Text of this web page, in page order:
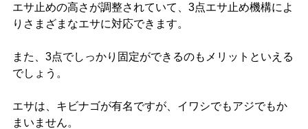
エサ止めの高さが調整されていて、3点エサ止め機構によ
りさまざまなエサに対応できます。
また、3点でしっかり固定ができるのもメリットといえる
でしょう。
エサは、キビナゴが有名ですが、イワシでもアジでもか
まいません。